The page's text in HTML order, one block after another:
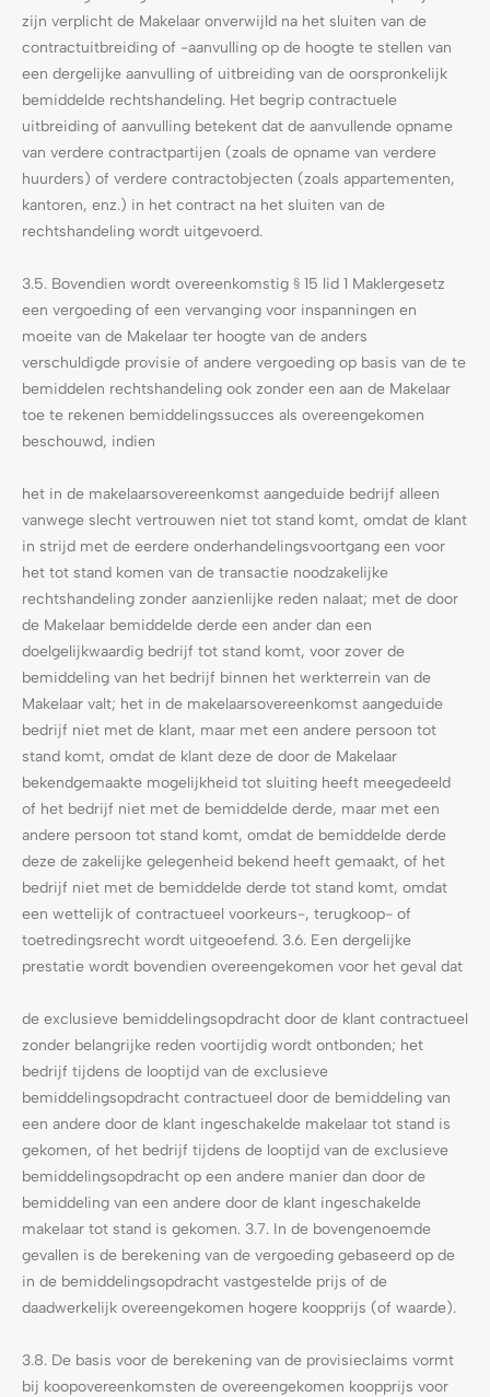
zijn verplicht de Makelaar onverwijld na het sluiten van de
contractuitbreiding of -aanvulling op de hoogte te stellen van
een dergelijke aanvulling of uitbreiding van de oorspronkelijk
bemiddelde rechtshandeling. Het begrip contractuele
uitbreiding of aanvulling betekent dat de aanvullende opname
van verdere contractpartijen (zoals de opname van verdere
huurders) of verdere contractobjecten (zoals appartementen,
kantoren, enz.) in het contract na het sluiten van de
rechtshandeling wordt uitgevoerd.
3.5. Bovendien wordt overeenkomstig § 15 lid 1 Maklergesetz
een vergoeding of een vervanging voor inspanningen en
moeite van de Makelaar ter hoogte van de anders
verschuldigde provisie of andere vergoeding op basis van de te
bemiddelen rechtshandeling ook zonder een aan de Makelaar
toe te rekenen bemiddelingssucces als overeengekomen
beschouwd, indien
het in de makelaarsovereenkomst aangeduide bedrijf alleen
vanwege slecht vertrouwen niet tot stand komt, omdat de klant
in strijd met de eerdere onderhandelingsvoortgang een voor
het tot stand komen van de transactie noodzakelijke
rechtshandeling zonder aanzienlijke reden nalaat; met de door
de Makelaar bemiddelde derde een ander dan een
doelgelijkwaardig bedrijf tot stand komt, voor zover de
bemiddeling van het bedrijf binnen het werkterrein van de
Makelaar valt; het in de makelaarsovereenkomst aangeduide
bedrijf niet met de klant, maar met een andere persoon tot
stand komt, omdat de klant deze de door de Makelaar
bekendgemaakte mogelijkheid tot sluiting heeft meegedeeld
of het bedrijf niet met de bemiddelde derde, maar met een
andere persoon tot stand komt, omdat de bemiddelde derde
deze de zakelijke gelegenheid bekend heeft gemaakt, of het
bedrijf niet met de bemiddelde derde tot stand komt, omdat
een wettelijk of contractueel voorkeurs-, terugkoop- of
toetredingsrecht wordt uitgeoefend. 3.6. Een dergelijke
prestatie wordt bovendien overeengekomen voor het geval dat
de exclusieve bemiddelingsopdracht door de klant contractueel
zonder belangrijke reden voortijdig wordt ontbonden; het
bedrijf tijdens de looptijd van de exclusieve
bemiddelingsopdracht contractueel door de bemiddeling van
een andere door de klant ingeschakelde makelaar tot stand is
gekomen, of het bedrijf tijdens de looptijd van de exclusieve
bemiddelingsopdracht op een andere manier dan door de
bemiddeling van een andere door de klant ingeschakelde
makelaar tot stand is gekomen. 3.7. In de bovengenoemde
gevallen is de berekening van de vergoeding gebaseerd op de
in de bemiddelingsopdracht vastgestelde prijs of de
daadwerkelijk overeengekomen hogere koopprijs (of waarde).
3.8. De basis voor de berekening van de provisieclaims vormt
bij koopovereenkomsten de overeengekomen koopprijs voor